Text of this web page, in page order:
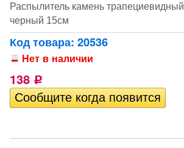
Распылитель камень трапециевидный
черный 15см
Код товара: 20536
Нет в наличии
138 Р